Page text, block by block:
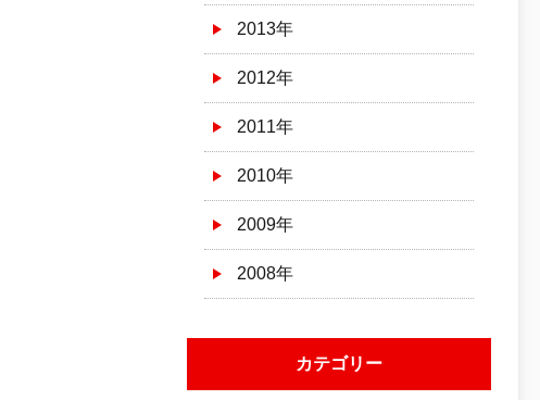
2013年
2012年
2011年
2010年
2009年
2008年
カテゴリー